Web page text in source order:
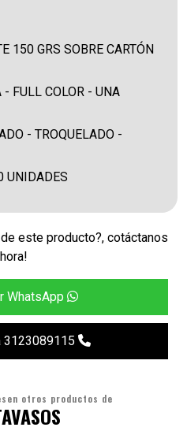
150 GRS SOBRE CARTÓN
FULL COLOR - UNA
- TROQUELADO -
UNIDADES
este producto?, cotáctanos
WhatsApp
3123089115
otros productos de